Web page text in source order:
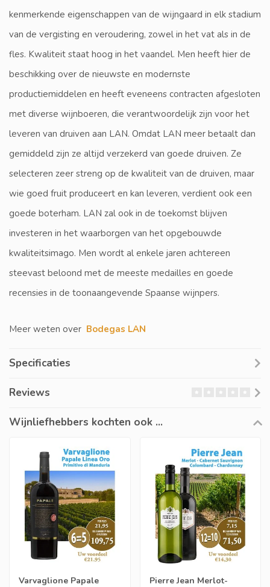
kenmerkende eigenschappen van de wijngaard in elk stadium
van de vergisting en veroudering, zowel in het vat als in de
fles. Kwaliteit staat hoog in het vaandel. Men heeft hier de
beschikking over de nieuwste en modernste
productiemiddelen en heeft eveneens contracten afgesloten
met diverse wijnboeren, die verantwoordelijk zijn voor het
leveren van druiven aan LAN. Omdat LAN meer betaalt dan
gemiddeld zijn ze altijd verzekerd van goede druiven. Ze
selecteren zeer streng op de kwaliteit van de druiven, maar
wie goed fruit produceert en kan leveren, verdient ook een
goede boterham. LAN zal ook in de toekomst blijven
investeren in het waarborgen van het opgebouwde
kwaliteitsimago. Men wordt al enkele jaren achtereen
steevast beloond met de meeste medailles en goede
recensies in de toonaangevende Spaanse wijnpers.
Meer weten over Bodegas LAN
Specificaties
Reviews
Wijnliefhebbers kochten ook ...
Varvaglione Papale
Pierre Jean Merlot-